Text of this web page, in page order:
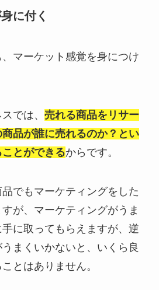
に付く
マーケット感覚を身につけ
では、 売れる商品をリサー
品が誰に売れるのか？とい
とができるからです。
でもマーケティングをした
が、マーケティングがうま
に取ってもらえますが、逆
まくいかないと、いくら良
とはありません。